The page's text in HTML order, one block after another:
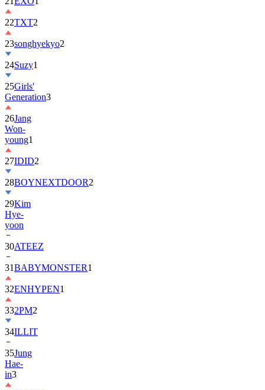
23songhyekyo
24Suzy1
25Girls'
Generation
26Jang
Won-
young1
27IDID
28BOYNEXTDOOR
29Kim
Hye-
yoon
30ATEEZ
31BABYMONSTER
32ENHYPEN1
332PM2
34ILLIT
35Jung
Hae-
in3
36BTOB